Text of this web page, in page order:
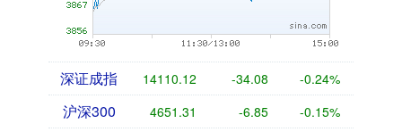
深证成指 14110.12 -34.08 -0.24%
沪深300 4651.31 -6.85 -0.15%